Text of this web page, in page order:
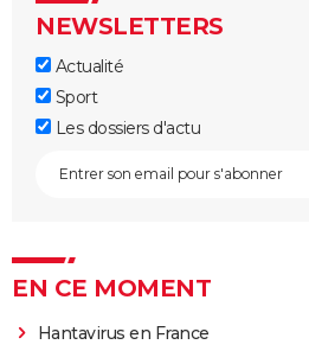
NEWSLETTERS
Actualité
Sport
Les dossiers d'actu
EN CE MOMENT
Hantavirus en France